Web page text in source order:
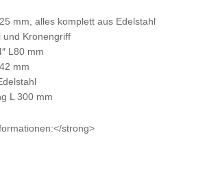
mm, alles komplett aus Edelstahl
und Kronengriff
L80 mm
mm
L 300 mm
strong>